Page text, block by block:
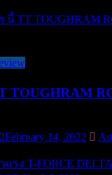
TOUGHRAM
February 14, 2022